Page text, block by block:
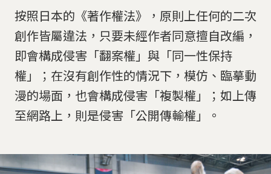
按照日本的《著作權法》，原則上任何的二次
創作皆屬違法，只要未經作者同意擅自改編，
即會構成侵害「翻案權」與「同一性保持
權」；在沒有創作性的情況下，模仿、臨摹動
漫的場面，也會構成侵害「複製權」；如上傳
至網路上，則是侵害「公開傳輸權」。